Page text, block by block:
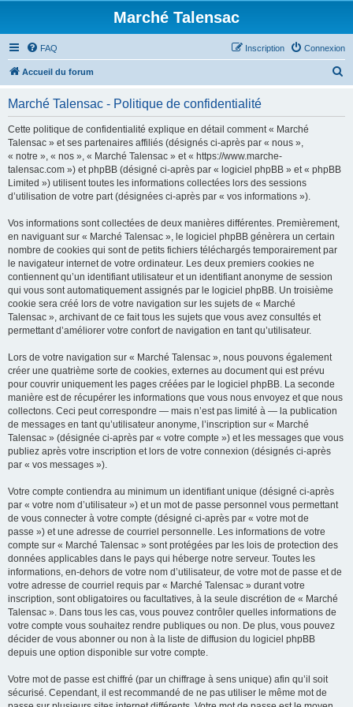
Marché Talensac
FAQ Connexion
Inscription
Accueil du forum
Marché Talensac - Politique de confidentialité
Cette politique de confidentialité explique en détail comment « Marché
Talensac » et ses partenaires affiliés (désignés ci-après par « nous »,
« notre », « nos », « Marché Talensac » et « https://www.marche-
talensac.com ») et phpBB (désigné ci-après par « logiciel phpBB » et « phpBB
Limited ») utilisent toutes les informations collectées lors des sessions
d’utilisation de votre part (désignées ci-après par « vos informations »).
Vos informations sont collectées de deux manières différentes. Premièrement,
en naviguant sur « Marché Talensac », le logiciel phpBB génèrera un certain
nombre de cookies qui sont de petits fichiers téléchargés temporairement par
le navigateur internet de votre ordinateur. Les deux premiers cookies ne
contiennent qu’un identifiant utilisateur et un identifiant anonyme de session
qui vous sont automatiquement assignés par le logiciel phpBB. Un troisième
cookie sera créé lors de votre navigation sur les sujets de « Marché
Talensac », archivant de ce fait tous les sujets que vous avez consultés et
permettant d’améliorer votre confort de navigation en tant qu’utilisateur.
Lors de votre navigation sur « Marché Talensac », nous pouvons également
créer une quatrième sorte de cookies, externes au document qui est prévu
pour couvrir uniquement les pages créées par le logiciel phpBB. La seconde
manière est de récupérer les informations que vous nous envoyez et que nous
collectons. Ceci peut correspondre — mais n’est pas limité à — la publication
de messages en tant qu’utilisateur anonyme, l’inscription sur « Marché
Talensac » (désignée ci-après par « votre compte ») et les messages que vous
publiez après votre inscription et lors de votre connexion (désignés ci-après
par « vos messages »).
Votre compte contiendra au minimum un identifiant unique (désigné ci-après
par « votre nom d’utilisateur ») et un mot de passe personnel vous permettant
de vous connecter à votre compte (désigné ci-après par « votre mot de
passe ») et une adresse de courriel personnelle. Les informations de votre
compte sur « Marché Talensac » sont protégées par les lois de protection des
données applicables dans le pays qui héberge notre serveur. Toutes les
informations, en-dehors de votre nom d’utilisateur, de votre mot de passe et de
votre adresse de courriel requis par « Marché Talensac » durant votre
inscription, sont obligatoires ou facultatives, à la seule discrétion de « Marché
Talensac ». Dans tous les cas, vous pouvez contrôler quelles informations de
votre compte vous souhaitez rendre publiques ou non. De plus, vous pouvez
décider de vous abonner ou non à la liste de diffusion du logiciel phpBB
depuis une option disponible sur votre compte.
Votre mot de passe est chiffré (par un chiffrage à sens unique) afin qu’il soit
sécurisé. Cependant, il est recommandé de ne pas utiliser le même mot de